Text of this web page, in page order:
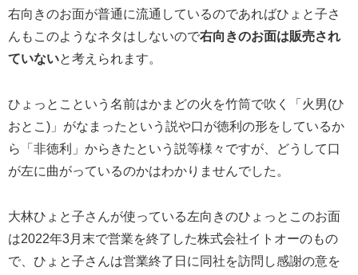
右向きのお面が普通に流通しているのであればひょと子さ
んもこのようなネタはしないので右向きのお面は販売され
ていないと考えられます。
ひょっとこという名前はかまどの火を竹筒で吹く「火男(ひ
おとこ)」がなまったという説や口が徳利の形をしているか
ら「非徳利」からきたという説等様々ですが、どうして口
が左に曲がっているのかはわかりませんでした。
大林ひょと子さんが使っている左向きのひょっとこのお面
は2022年3月末で営業を終了した株式会社イトオーのもの
で、ひょと子さんは営業終了日に同社を訪問し感謝の意を